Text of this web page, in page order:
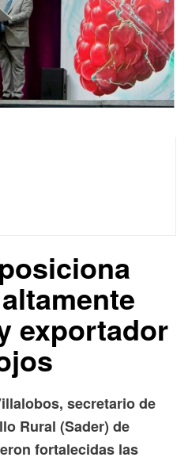
exportador
secretario de
Rural (Sader) de
fortalecidas las